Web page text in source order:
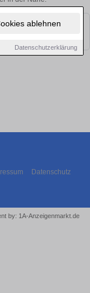
ablehnen
Datenschutzerklärung
finden. Schauen Sie
Datenschutz
by: 1A-Anzeigenmarkt.de